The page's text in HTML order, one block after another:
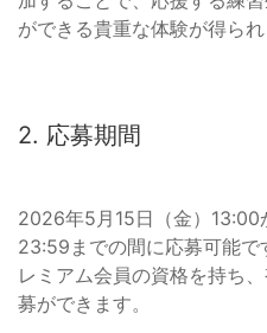
ができる貴重な体験が得られ
2. 応募期間
2026年5月15日（金）13:00
23:59までの間に応募可能
レミアム会員の資格を持ち
募ができます。